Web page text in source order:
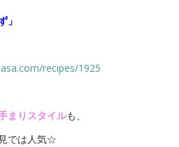
」
recipes/1925
まりスタイルも、
では人気☆